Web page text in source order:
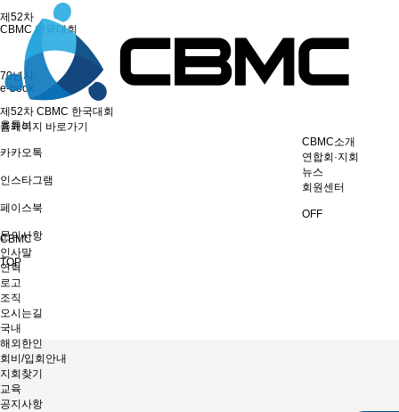
제52차 CBMC 한국대회
홈페이지 바로가기
CBMC소개
연합회·지회
뉴스
회원센터
OFF
CBMC
인사말
연혁
로고
조직
오시는길
국내
해외한인
회비/입회안내
지회찾기
교육
공지사항
제52차
CBMC 한국대회
70년사
e-book
유튜브
카카오톡
인스타그램
페이스북
문의사항
TOP